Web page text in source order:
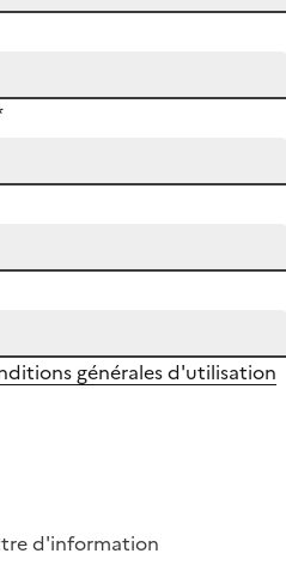
générales d'utilisation
d'information